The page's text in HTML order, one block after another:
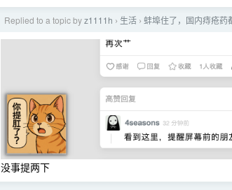
Replied to a topic byz1111h › 生活 › 蚌埠住了，国内痔疮药
没事提两下